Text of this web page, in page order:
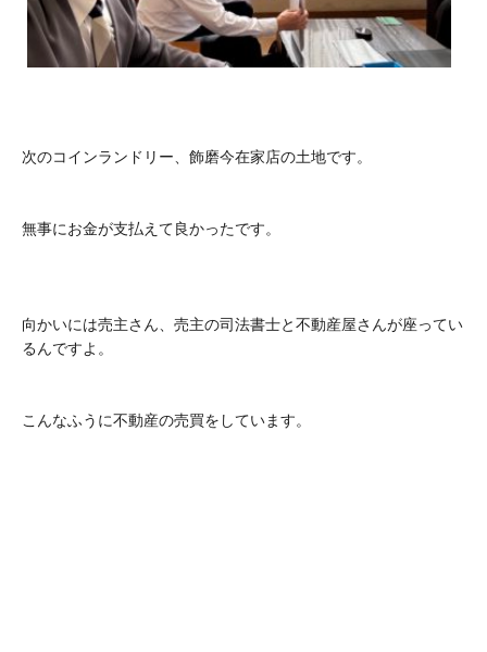
次のコインランドリー、飾磨今在家店の土地です。
無事にお金が支払えて良かったです。
向かいには売主さん、売主の司法書士と不動産屋さんが座ってい
るんですよ。
こんなふうに不動産の売買をしています。